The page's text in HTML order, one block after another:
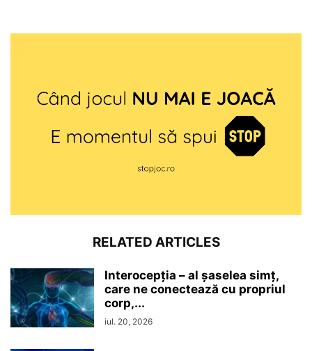
RELATED ARTICLES
Interocepţia – al șaselea simț,
care ne conectează cu propriul
corp,...
iul. 20, 2026